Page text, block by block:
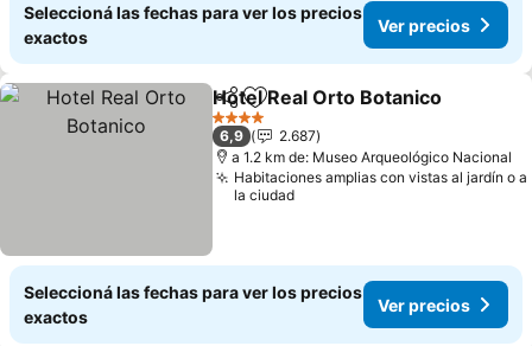
Seleccioná las fechas para ver los precios
exactos
Ver precios
CompartirAñadir a favoritos
Hotel Real Orto Botanico
4 Estrellas
6,9
2.687
a 1.2 km de: Museo Arqueológico Nacional
Habitaciones amplias con vistas al jardín o a
la ciudad
Seleccioná las fechas para ver los precios
exactos
Ver precios